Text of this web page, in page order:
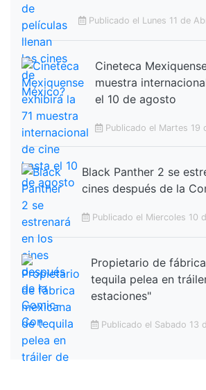
Publicado el Lunes 11 de
Cineteca
muestra
el 10 de agosto
Publicado el Martes 19
Black Panther 2 se
cines después de la
Publicado el Miercoles 10
Propietario de
tequila pelea en
estaciones"
Publicado el Sabado 13